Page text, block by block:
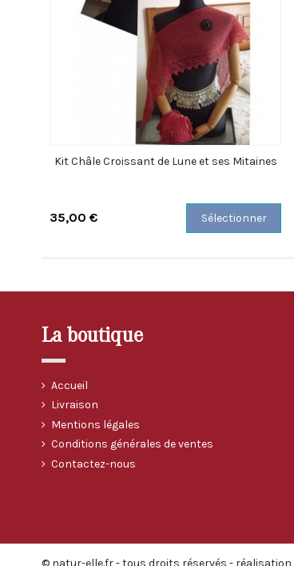
Kit Châle Croissant de Lune et ses Mitaines
35,00 € Sélectionner
La boutique
Accueil
Livraison
Mentions légales
Conditions générales de ventes
Contactez-nous